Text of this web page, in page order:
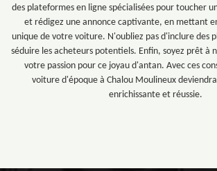
des plateformes en ligne spécialisées pour toucher
et rédigez une annonce captivante, en mettant
unique de votre voiture. N'oubliez pas d'inclure des
séduire les acheteurs potentiels. Enfin, soyez prêt à
votre passion pour ce joyau d'antan. Avec ces
voiture d'époque à Chalou Moulineux
enrichissante et réussie.